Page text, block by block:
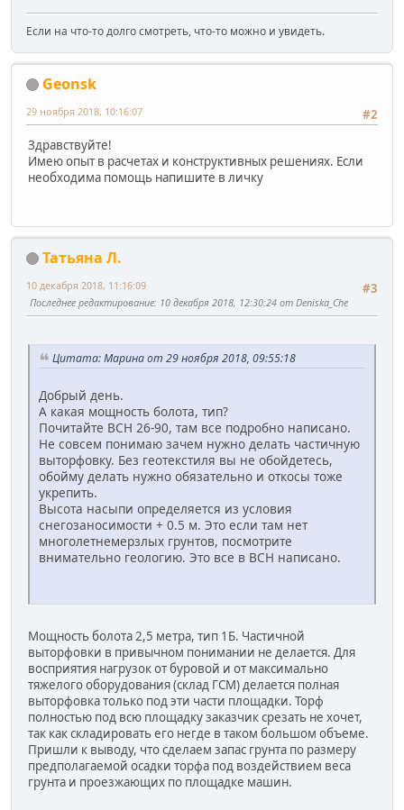
Если на что-то долго смотреть, что-то можно и увидеть.
Geonsk
#2
29 ноября 2018, 10:16:07
Здравствуйте!
Имею опыт в расчетах и конструктивных решениях. Если
необходима помощь напишите в личку
Татьяна Л.
#3
10 декабря 2018, 11:16:09
Последнее редактирование: 10 декабря 2018, 12:30:24 от Deniska_Che
Цитата: Марина от 29 ноября 2018, 09:55:18
Добрый день.
А какая мощность болота, тип?
Почитайте ВСН 26-90, там все подробно написано.
Не совсем понимаю зачем нужно делать частичную
выторфовку. Без геотекстиля вы не обойдетесь,
обойму делать нужно обязательно и откосы тоже
укрепить.
Высота насыпи определяется из условия
снегозаносимости + 0.5 м. Это если там нет
многолетнемерзлых грунтов, посмотрите
внимательно геологию. Это все в ВСН написано.
Мощность болота 2,5 метра, тип 1Б. Частичной
выторфовки в привычном понимании не делается. Для
восприятия нагрузок от буровой и от максимально
тяжелого оборудования (склад ГСМ) делается полная
выторфовка только под эти части площадки. Торф
полностью под всю площадку заказчик срезать не хочет,
так как складировать его негде в таком большом объеме.
Пришли к выводу, что сделаем запас грунта по размеру
предполагаемой осадки торфа под воздействием веса
грунта и проезжающих по площадке машин.